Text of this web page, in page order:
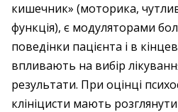
кишечник» (моторика,
функція), є модуляторами
поведінки пацієнта і в
впливають на вибір
результати. При оцінці
клініцисти мають